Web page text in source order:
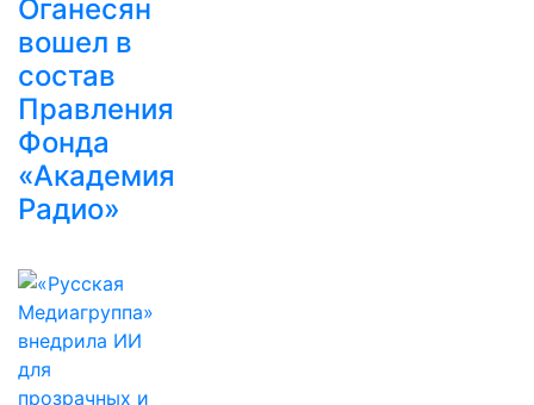
Оганесян
вошел в
состав
Правления
Фонда
«Академия
Радио»